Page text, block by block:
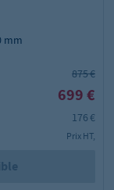
mm
875 €
699 €
176 €
Prix HT,